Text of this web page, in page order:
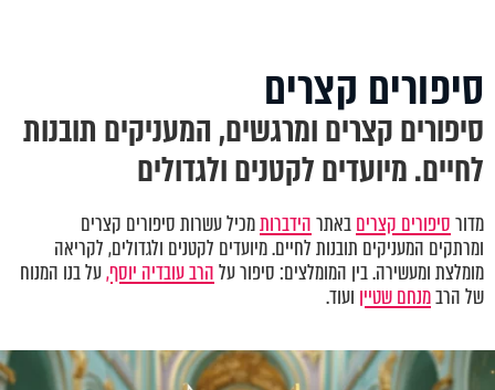
סיפורים קצרים
סיפורים קצרים ומרגשים, המעניקים תובנות
לחיים. מיועדים לקטנים ולגדולים
מדורסיפורים קצריםבאתרהידברותמכיל עשרות סיפורים קצרים
ומרתקים המעניקים תובנות לחיים. מיועדים לקטנים ולגדולים, לקריאה
מומלצת ומעשירה. בין המומלצים: סיפור עלהרב עובדיה יוסף,על בנו המנוח
של הרבמנחם שטיין ועוד.